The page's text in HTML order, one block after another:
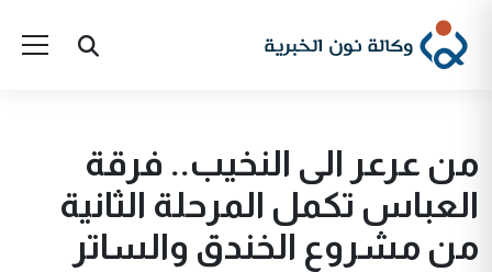
من عرعر الى النخيب.. فرقة
العباس تكمل المرحلة الثانية
من مشروع الخندق والساتر